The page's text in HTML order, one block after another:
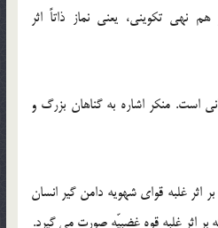
تكوینی، یعنی نماز ذاتاً اثر
است. منكر اشاره به گناهان بزرگ و
اثر غلبه قوای شهویه دامن گیر انسان
بر اثر غلبه قوه غضبیّه صورت می گیرد.